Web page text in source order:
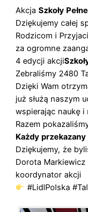
Akcja Szkoły
Dziękujemy całej
Rodzicom i
za ogromne
4 edycji akcji
Zebraliśmy 2480
Dzięki Wam
już służą naszym
wspierając naukę
Razem
Każdy przekazany
Dziękujemy, że
Dorota Markiewicz
koordynator akcji
#LidlPolska